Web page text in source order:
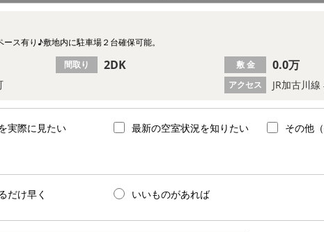
ス有り♪敷地内に駐車場２台確保可能。
アクセス JR加古川
間取り 2DK 敷 金 0.0万
実際に見たい 最新の空室状況を知りたい その他
だけ早く いいものがあれば